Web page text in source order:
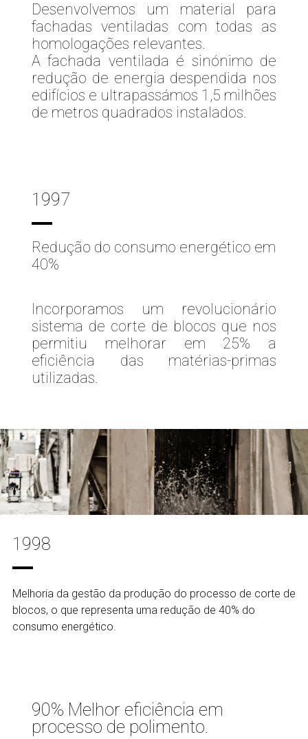
Desenvolvemos um material para
fachadas ventiladas com todas as
homologações relevantes.
A fachada ventilada é sinónimo de
redução de energia despendida nos
edifícios e ultrapassámos 1,5 milhões
de metros quadrados instalados.
1997
Redução do consumo energético em
40%
Incorporamos um revolucionário
sistema de corte de blocos que nos
permitiu melhorar em 25% a
eficiência das matérias-primas
utilizadas.
1998
Melhoria da gestão da produção do processo de corte de
blocos, o que representa uma redução de 40% do
consumo energético.
90% Melhor eficiência em
processo de polimento.